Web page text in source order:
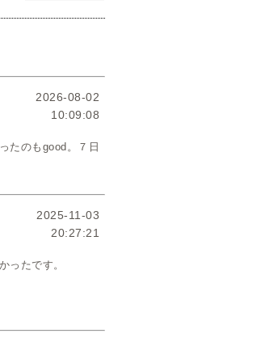
2026-08-02
10:09:08
たのもgood。７日
2025-11-03
20:27:21
ったです。